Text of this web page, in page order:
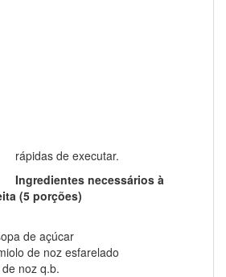
rápidas de executar.
Ingredientes necessários à
(5 porções)
de açúcar
de noz esfarelado
noz q.b.